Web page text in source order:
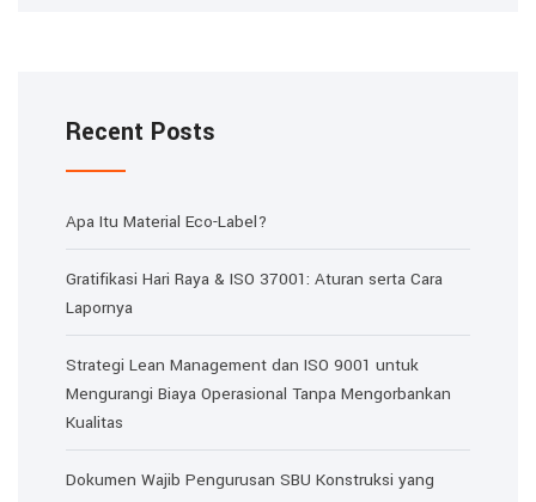
Recent Posts
Apa Itu Material Eco-Label?
Gratifikasi Hari Raya & ISO 37001: Aturan serta Cara
Lapornya
Strategi Lean Management dan ISO 9001 untuk
Mengurangi Biaya Operasional Tanpa Mengorbankan
Kualitas
Dokumen Wajib Pengurusan SBU Konstruksi yang